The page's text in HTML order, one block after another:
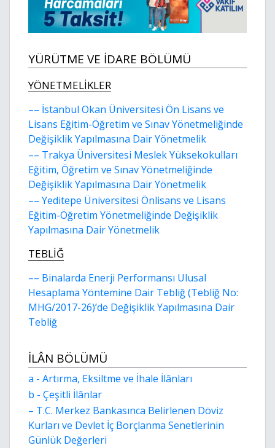
YÜRÜTME VE İDARE BÖLÜMÜ
YÖNETMELİKLER
–– İstanbul Okan Üniversitesi Ön Lisans ve
Lisans Eğitim-Öğretim ve Sınav Yönetmeliğinde
Değişiklik Yapılmasına Dair Yönetmelik
–– Trakya Üniversitesi Meslek Yüksekokulları
Eğitim, Öğretim ve Sınav Yönetmeliğinde
Değişiklik Yapılmasına Dair Yönetmelik
–– Yeditepe Üniversitesi Önlisans ve Lisans
Eğitim-Öğretim Yönetmeliğinde Değişiklik
Yapılmasına Dair Yönetmelik
TEBLİĞ
–– Binalarda Enerji Performansı Ulusal
Hesaplama Yöntemine Dair Tebliğ (Tebliğ No:
MHG/2017-26)’de Değişiklik Yapılmasına Dair
Tebliğ
İLÂN BÖLÜMÜ
a - Artırma, Eksiltme ve İhale İlânları
b - Çeşitli İlânlar
– T.C. Merkez Bankasınca Belirlenen Döviz
Kurları ve Devlet İç Borçlanma Senetlerinin
Günlük Değerleri